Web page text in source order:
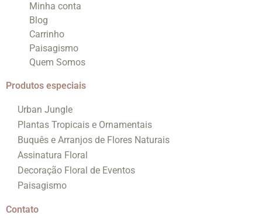
Minha conta
Blog
Carrinho
Paisagismo
Quem Somos
Produtos especiais
Urban Jungle
Plantas Tropicais e Ornamentais
Buquês e Arranjos de Flores Naturais
Assinatura Floral
Decoração Floral de Eventos
Paisagismo
Contato